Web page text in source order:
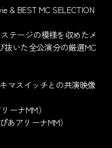
& BEST MC SELECTION
テージの模様を収めたメ
抜いた全公演分の厳選MC
マスイッチとの共演映像
ーナMM）
あアリーナMM）